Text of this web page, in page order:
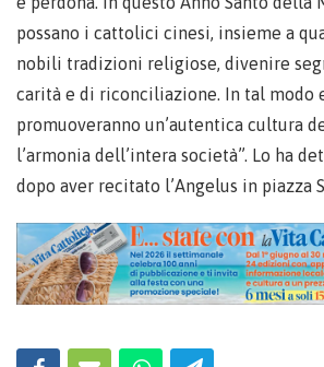
possano i cattolici cinesi, insieme a
nobili tradizioni religiose, divenire
carità e di riconciliazione. In tal modo
promuoveranno un’autentica cultura
l’armonia dell’intera società”. Lo ha
dopo aver recitato l’Angelus in piazza